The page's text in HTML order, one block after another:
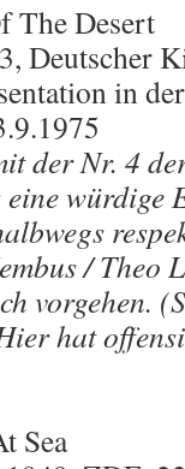
The Desert
Deutscher
in
der Nr. 4
würdige
/ Theo
vorgehen.
hat
Sea